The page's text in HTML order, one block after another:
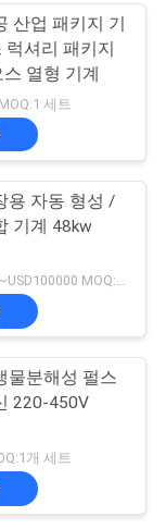
67
16
63
산업 패키지 기
셔리 패키지
열형 기계
세트
용 자동 형성 /
기계 48kw
USD90000~USD100000 MOQ:1 set
물분해성 펄스
220-450V
개 세트